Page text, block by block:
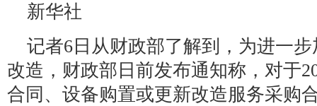
新华社
记者6日从财政部了解到，为进一
改造，财政部日前发布通知称，对于
合同、设备购置或更新改造服务采购